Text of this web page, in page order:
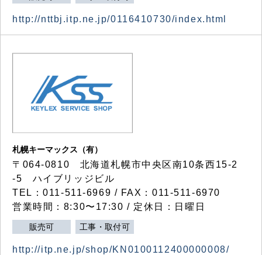
http://nttbj.itp.ne.jp/0116410730/index.html
札幌キーマックス（有）
〒064-0810 北海道札幌市中央区南10条西15-2
-5 ハイブリッジビル
TEL：011-511-6969 / FAX：011-511-6970
営業時間：8:30〜17:30 / 定休日：日曜日
販売可 工事・取付可
http://itp.ne.jp/shop/KN0100112400000008/